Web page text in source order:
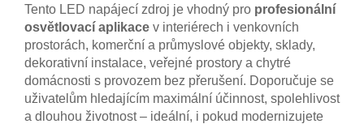
Tento LED napájecí zdroj je vhodný pro profesionální
osvětlovací aplikace v interiérech i venkovních
prostorách, komerční a průmyslové objekty, sklady,
dekorativní instalace, veřejné prostory a chytré
domácnosti s provozem bez přerušení. Doporučuje se
uživatelům hledajícím maximální účinnost, spolehlivost
a dlouhou životnost – ideální, i pokud modernizujete